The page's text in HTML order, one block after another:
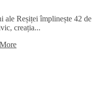
ale Reșiței împlinește 42 de
creația...